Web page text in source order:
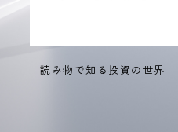
読み物で知る投資の世界